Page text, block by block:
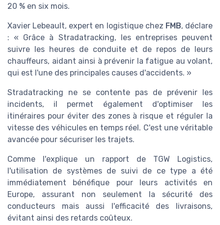
20 % en six mois.
Xavier Lebeault, expert en logistique chez FMB, déclare
: « Grâce à Stradatracking, les entreprises peuvent
suivre les heures de conduite et de repos de leurs
chauffeurs, aidant ainsi à prévenir la fatigue au volant,
qui est l'une des principales causes d'accidents. »
Stradatracking ne se contente pas de prévenir les
incidents, il permet également d'optimiser les
itinéraires pour éviter des zones à risque et réguler la
vitesse des véhicules en temps réel. C'est une véritable
avancée pour sécuriser les trajets.
Comme l'explique un rapport de TGW Logistics,
l'utilisation de systèmes de suivi de ce type a été
immédiatement bénéfique pour leurs activités en
Europe, assurant non seulement la sécurité des
conducteurs mais aussi l'efficacité des livraisons,
évitant ainsi des retards coûteux.